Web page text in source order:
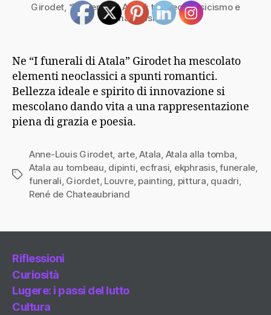
Girodet, “I funerali di Atala”: tra Neoclassicismo e
Romanticismo
Ne “I funerali di Atala” Girodet ha mescolato
elementi neoclassici a spunti romantici.
Bellezza ideale e spirito di innovazione si
mescolano dando vita a una rappresentazione
piena di grazia e poesia.
Tag
Anne-Louis Girodet, arte,Atala Atala alla tomba
Atala au tombeau dipinti ecfrasi ekphrasis,funerale
funerali Giordet, Louvre, painting pittura quadri
René de Chateaubriand
Riflessioni
Curiosità
Lugere: i passi del lutto
Cultura